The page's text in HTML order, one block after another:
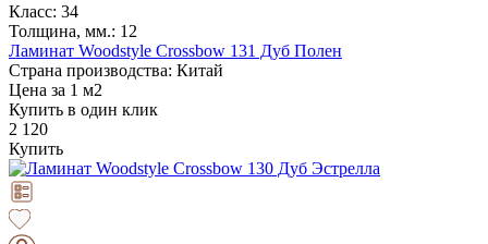
Класс: 34
Толщина, мм.: 12
Ламинат Woodstyle Crossbow 131 Дуб Полен
Страна производства: Китай
Цена за 1 м2
Купить в один клик
2 120
Купить